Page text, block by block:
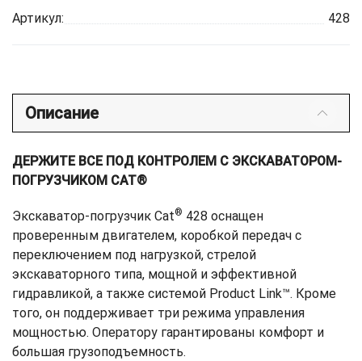
Артикул:
428
Описание
ДЕРЖИТЕ ВСЕ ПОД КОНТРОЛЕМ С ЭКСКАВАТОРОМ-
ПОГРУЗЧИКОМ CAT®
Экскаватор-погрузчик Cat® 428 оснащен
проверенным двигателем, коробкой передач с
переключением под нагрузкой, стрелой
экскаваторного типа, мощной и эффективной
гидравликой, а также системой Product Link™. Кроме
того, он поддерживает три режима управления
мощностью. Оператору гарантированы комфорт и
большая грузоподъемность.